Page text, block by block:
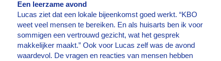
Een leerzame avond
Lucas ziet dat een lokale bijeenkomst goed werkt. “KBO
weet veel mensen te bereiken. En als huisarts ben ik voor
sommigen een vertrouwd gezicht, wat het gesprek
makkelijker maakt.” Ook voor Lucas zelf was de avond
waardevol. De vragen en reacties van mensen hebben